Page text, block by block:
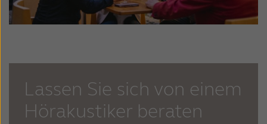
Lassen Sie sich von einem
Hörakustiker beraten